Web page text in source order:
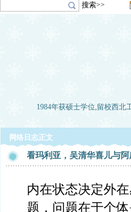
搜索>>
1984年获硕士学位,留校西北
网络日志正文
看玛利亚，吴清华喜儿与
内在状态决定外
题，问题在于个